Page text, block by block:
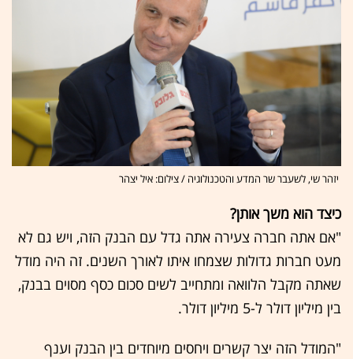
יזהר שי, לשעבר שר המדע והטכנולוגיה / צילום: איל יצהר
כיצד הוא משך אותן?
"אם אתה חברה צעירה אתה גדל עם הבנק הזה, ויש גם לא
מעט חברות גדולות שצמחו איתו לאורך השנים. זה היה מודל
שאתה מקבל הלוואה ומתחייב לשים סכום כסף מסוים בבנק,
בין מיליון דולר ל-5 מיליון דולר.
"המודל הזה יצר קשרים ויחסים מיוחדים בין הבנק וענף